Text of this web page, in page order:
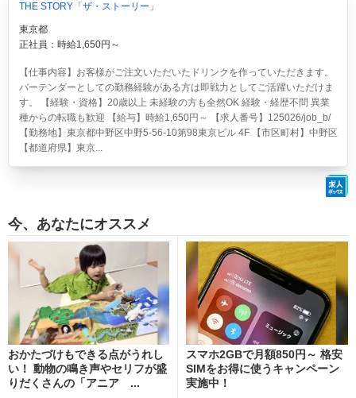
THE STORY「ザ・ストーリー」
東京都
正社員：時給1,650円～
【仕事内容】お客様がご注文いただいたドリンクを作っていただきます。
バーテンダーとしての勤務経験がある方は即戦力としてご活躍いただけま
す。 【経験・資格】20歳以上 未経験の方も全然OK 経験・経歴不問 異業
種からの転職も歓迎 【給与】時給1,650円～ 【求人番号】125026/job_b/
【勤務地】東京都中野区中野5-56-10第98東京ビル 4F 【市区町村】中野区
【都道府県】東京...
今、あなたにオススメ
おかたづけもできる点がうれし
い！ 動物の鳴き声やセリフが盛
りだくさんの「アニア ...
スマホ2GBで月額850円～ 格安
SIMをお得に使うキャンペーン
実施中！